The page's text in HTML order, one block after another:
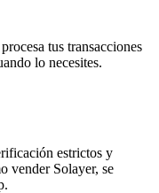
tus transacciones
lo necesites.
estrictos y
vender Solayer, se